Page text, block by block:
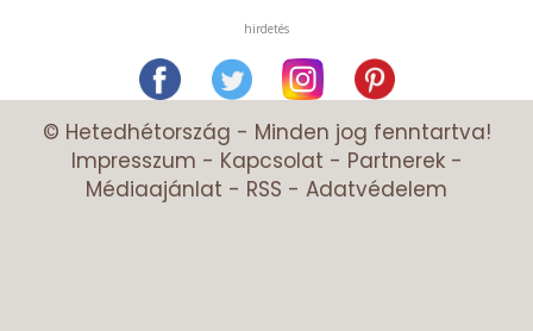
hirdetés
© Hetedhétország - Minden jog fenntartva!
Impresszum - Kapcsolat - Partnerek-
Médiaajánlat - RSS - Adatvédelem